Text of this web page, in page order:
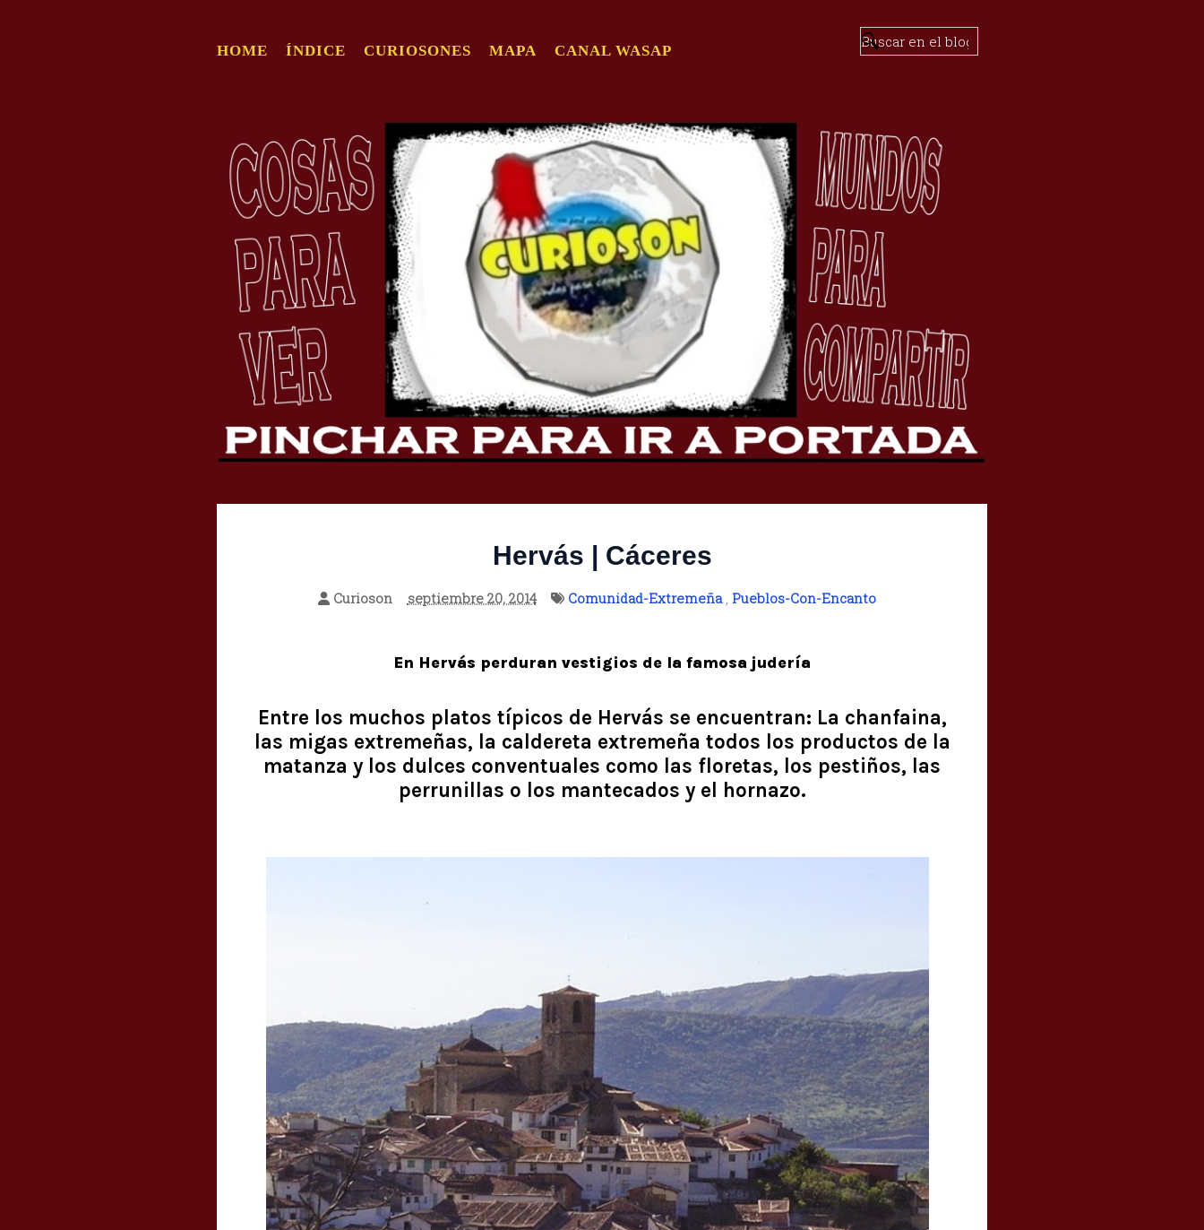
HOME ÍNDICE CURIOSONES MAPA CANAL WASAP
Hervás | Cáceres
Curioson septiembre 20, 2014 Comunidad-Extremeña, Pueblos-Con-Encanto
En Hervás perduran vestigios de la famosa judería
Entre los muchos platos típicos de Hervás se encuentran: La chanfaina,
las migas extremeñas, la caldereta extremeña todos los productos de la
matanza y los dulces conventuales como las floretas, los pestiños, las
perrunillas o los mantecados y el hornazo.